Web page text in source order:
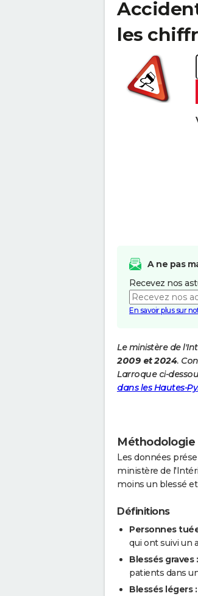
les
A ne pas
Recevez nos
En savoir plus sur
Le ministère de
2009 et 2024.
Larroque ci-
dans les Hautes-
Méthodologie
Les données
ministère de
moins un blessé
Définitions
Personnes
qui ont suivi un
Blessés graves :
patients dans
Blessés légers :